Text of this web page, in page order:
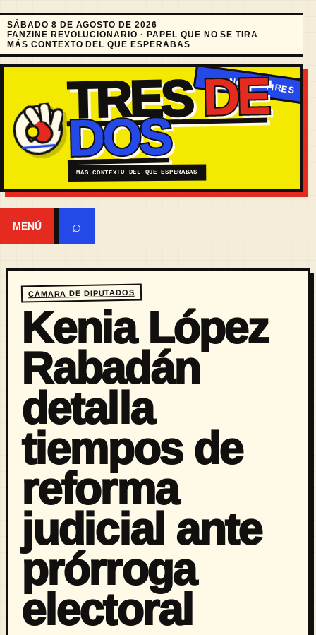
SÁBADO 8 DE AGOSTO DE 2026
FANZINE REVOLUCIONARIO · PAPEL QUE NO SE TIRA
MÁS CONTEXTO DEL QUE ESPERABAS
TRESDE
DOS
MÁS CONTEXTO DEL QUE ESPERABAS
MENÚ ⌕
CÁMARA DE DIPUTADOS
Kenia López
Rabadán
detalla
tiempos de
reforma
judicial ante
prórroga
electoral